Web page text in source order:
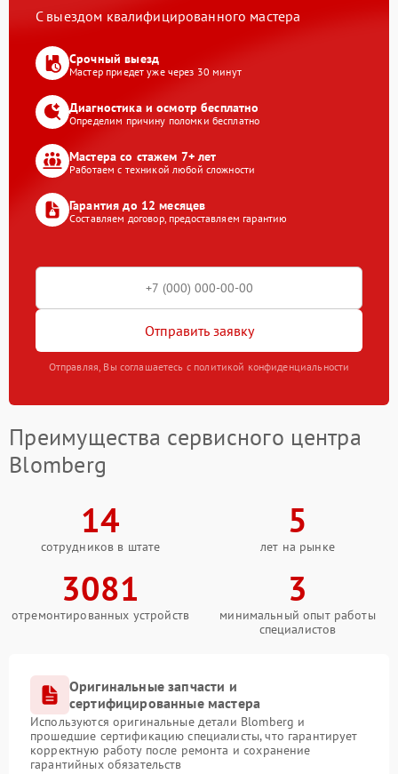
С выездом квалифицированного мастера
Срочный выезд
Мастер приедет уже через 30 минут
Диагностика и осмотр бесплатно
Определим причину поломки бесплатно
Мастера со стажем 7+ лет
Работаем с техникой любой сложности
Гарантия до 12 месяцев
Составляем договор, предоставляем гарантию
Отправить заявку
Отправляя, Вы соглашаетесь с политикой конфиденциальности
Преимущества сервисного центра
Blomberg
14
сотрудников в штате
5
лет на рынке
3081
отремонтированных устройств
3
минимальный опыт работы
специалистов
Оригинальные запчасти и
сертифицированные мастера
Используются оригинальные детали Blomberg и
прошедшие сертификацию специалисты, что гарантирует
корректную работу после ремонта и сохранение
гарантийных обязательств